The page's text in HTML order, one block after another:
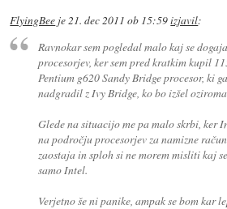
FlyingBee je21. dec 2011 ob 15:59izjavil:
Ravnokar sem pogledal malo kaj se
procesorjev, ker sem pred kratkim kupil
Pentium g620 Sandy Bridge procesor, ki
nadgradil z Ivy Bridge, ko bo izšel
Glede na situacijo me pa malo skrbi, ker
na področju procesorjev za namizne
zaostaja in sploh si ne morem misliti kaj
samo Intel.
Verjetno še ni panike, ampak se bom kar